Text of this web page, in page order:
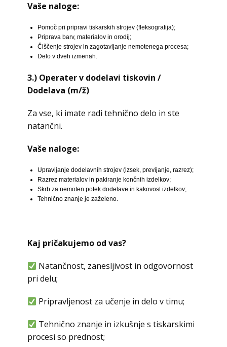
Vaše naloge:
Pomoč pri pripravi tiskarskih strojev (fleksografija);
Priprava barv, materialov in orodij;
Čiščenje strojev in zagotavljanje nemotenega procesa;
Delo v dveh izmenah.
3.) Operater v dodelavi tiskovin /
Dodelava (m/ž)
Za vse, ki imate radi tehnično delo in ste
natančni.
Vaše naloge:
Upravljanje dodelavnih strojev (izsek, previjanje, razrez);
Razrez materialov in pakiranje končnih izdelkov;
Skrb za nemoten potek dodelave in kakovost izdelkov;
Tehnično znanje je zaželeno.
Kaj pričakujemo od vas?
Natančnost, zanesljivost in odgovornost
pri delu;
Pripravljenost za učenje in delo v timu;
Tehnično znanje in izkušnje s tiskarskimi
procesi so prednost;